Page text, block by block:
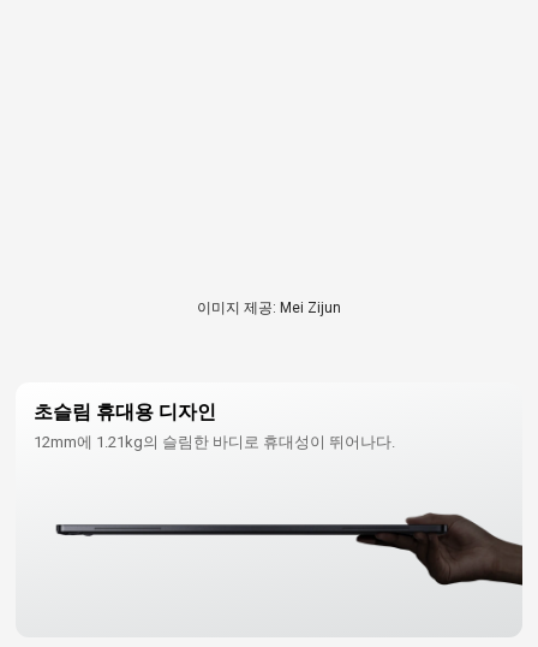
이미지 제공: Mei Zijun
초슬림 휴대용 디자인
12mm에 1.21kg의 슬림한 바디로 휴대성이 뛰어나다.